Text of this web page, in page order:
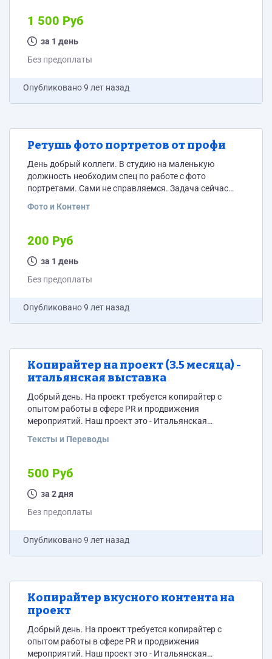
исполнителю).
1 500 Руб
за 1 день
Без предоплаты
Опубликовано9 лет назад
Ретушь фото портретов от профи
День добрый коллеги. В студию на маленькую
должность необходим спец по работе с фото
портретами. Сами не справляемся. Задача сейчас
на постоянную работу. В дальнейшем (оговариваю
оформление портретов) около 20 фото в месяц.
Оплата от 150-200 руб за фото (3000 - 4000 руб.)
Сейчас нужно показать Ваши навыки в...
Фото и Контент
200 Руб
за 1 день
Без предоплаты
Опубликовано9 лет назад
Копирайтер на проект (3.5 месяца) -
итальянская выставка
Добрый день. На проект требуется копирайтер с
опытом работы в сфере PR и продвижения
мероприятий. Наш проект это - Итальянская
выполнение тестового задания: необходимо написать
Первую часть подробностей отправлю 10
претендентам. Выбранному исполнителю работа
(тестовая) будет оплачено. Объем работ достаточно
статья (посчитал))))....
Тексты и Переводы
500 Руб
за 2 дня
Без предоплаты
Опубликовано9 лет назад
Копирайтер вкусного контента на
проект
Добрый день. На проект требуется копирайтер с
опытом работы в сфере PR и продвижения
мероприятий. Наш проект это - Итальянская